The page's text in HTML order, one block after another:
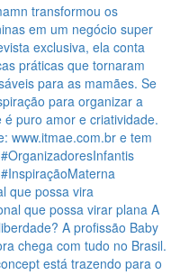
que possa vira